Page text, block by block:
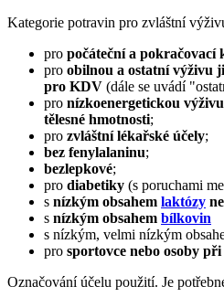
Kategorie potravin pro zvláštní
pro počáteční a pokračovací
pro obilnou a ostatní výživu
pro KDV (dále se uvádí
pro nízkoenergetickou
tělesné hmotnosti;
pro zvláštní lékařské účely;
bez fenylalaninu;
bezlepkové;
pro diabetiky (s poruchami
s nízkým obsahem laktózy
s nízkým obsahem bílkovin
s nízkým, velmi nízkým
pro sportovce nebo osoby
Označování účelu použití. Je